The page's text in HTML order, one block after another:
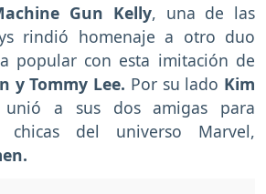
Gun Kelly, una de las
rindió homenaje a otro duo
popular con esta imitación de
y Tommy Lee. Por su lado Kim
a sus dos amigas para
del universo Marvel,